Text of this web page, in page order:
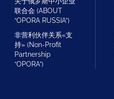
联合会 (ABOUT
“OPORA RUSSIA”)
非营利伙伴关系«支
持» (Non-Profit
Partnership
“OPORA”)